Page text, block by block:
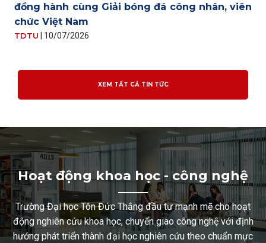
đồng hành cùng Giải bóng đá công nhân, viên
chức Việt Nam
TDTU 10/07/2026
XEM TẤT CẢ TIN TỨC
Hoạt động khoa học - công nghệ
Trường Đại học Tôn Đức Thắng đầu tư mạnh mẽ cho hoạt
động nghiên cứu khoa học, chuyển giao công nghệ với định
hướng phát triển thành đại học nghiên cứu theo chuẩn mực